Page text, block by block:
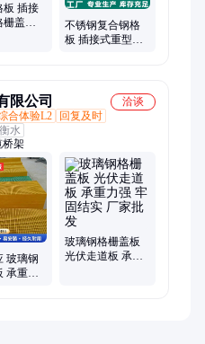
板 插接
盖板
不锈钢复合钢格
板 插接式重型格
限公司
洽谈
合体验L2
回复及时
水
桥架
玻璃钢
承重力
玻璃钢格栅盖板
光伏走道板 承重